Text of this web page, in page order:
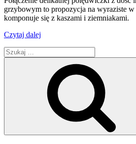
grzybowym to propozycja na wyraziste w
komponuje się z kaszami i ziemniakami.
Czytaj dalej
sosie
suszonymi
grzybami”
Szukaj: